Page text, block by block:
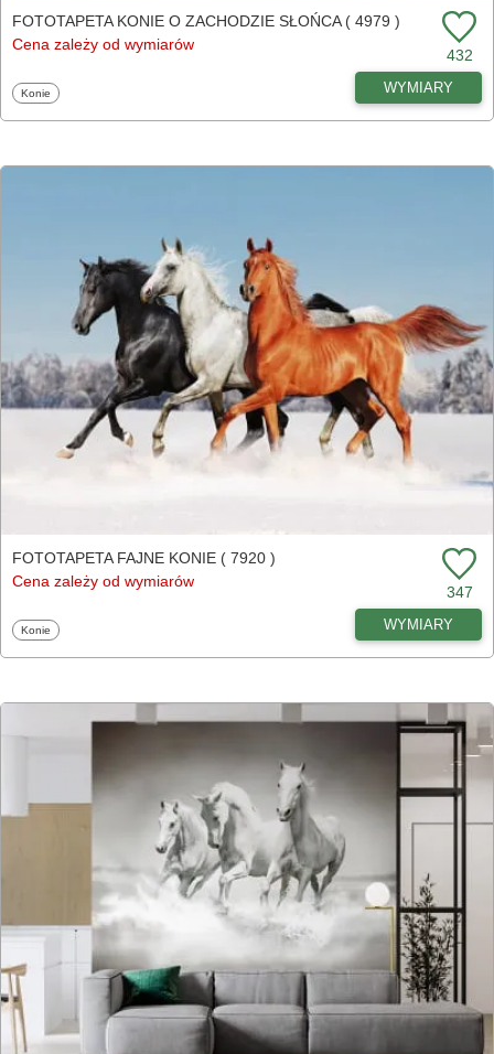
FOTOTAPETA KONIE O ZACHODZIE SŁOŃCA ( 4979 )
Cena zależy od wymiarów
432
Fototapety
Konie WYMIARY
FOTOTAPETA FAJNE KONIE ( 7920 )
Cena zależy od wymiarów
347
Fototapety
Konie WYMIARY